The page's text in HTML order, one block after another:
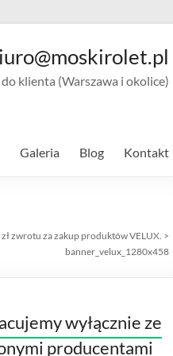
klienta (Warszawa i okolice)
Galeria Blog Kontakt
zwrotu za zakup produktów VELUX. >
banner_velux_1280x458
wyłącznie ze
producentami